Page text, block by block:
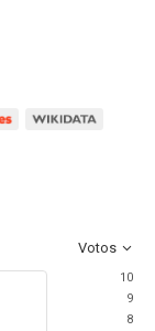
Votos
10
9
8